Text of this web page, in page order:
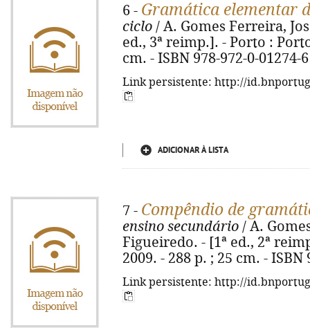
6 - Gramática elementar
ciclo / A. Gomes Ferreira,
ed., 3ª reimp.]. - Porto :
cm. - ISBN 978-972-0-01274-6
Link persistente: http://
ADICIONAR À LISTA
7 - Compêndio de
ensino secundário / A.
Figueiredo. - [1ª ed., 2ª
2009. - 288 p. ; 25 cm. - ISBN
Link persistente: http://